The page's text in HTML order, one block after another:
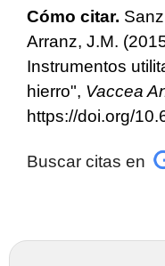
Cómo citar.
Arranz, J.M.
Instrumentos
hierro", Vaccea
https://doi.org/
Buscar citas en